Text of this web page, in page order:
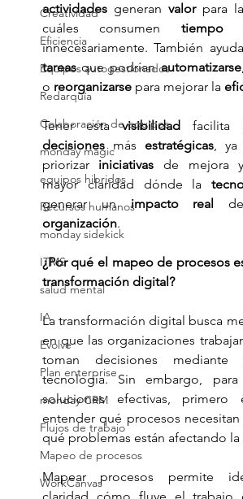
Creatividad
Eficiencia
Equipos autogestionados
Redarquía
Colaboración de equipos
monday magic
equipos hibridos
Recursos humanos
monday sidekick
ITMS
salud mental
IA
Evolve
Plan enterprise
monday CRM
Flujos de trabajo
Mapeo de procesos
WorkCanvas
actividades generan valor para
cuáles consumen tiempo
tareas que podrían automatizarse
o reorganizarse para mejorar la
Tener esta visibilidad
decisiones más estratégicas, ya
priorizar iniciativas de mejora
mayor claridad dónde la
generar un impacto real
organización.
¿Por qué el mapeo de procesos
transformación digital?
La transformación digital busca
en que las organizaciones
toman decisiones
tecnología. Sin embargo, para
soluciones efectivas, primero
entender qué procesos
qué problemas están afectando
Mapear procesos permite